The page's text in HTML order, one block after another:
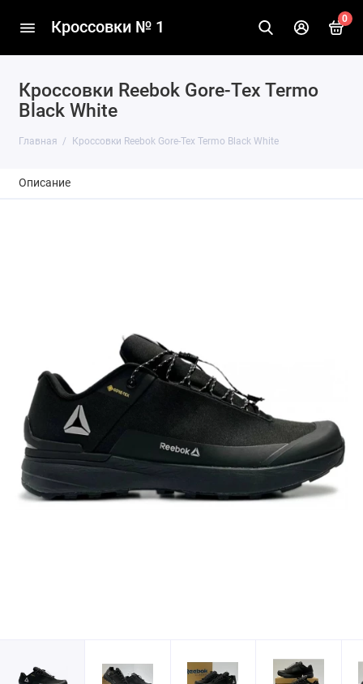
Кроссовки № 1 0
Кроссовки Reebok Gore-Tex Termo
Black White
Главная Кроссовки Reebok Gore-Tex Termo Black White
Описание